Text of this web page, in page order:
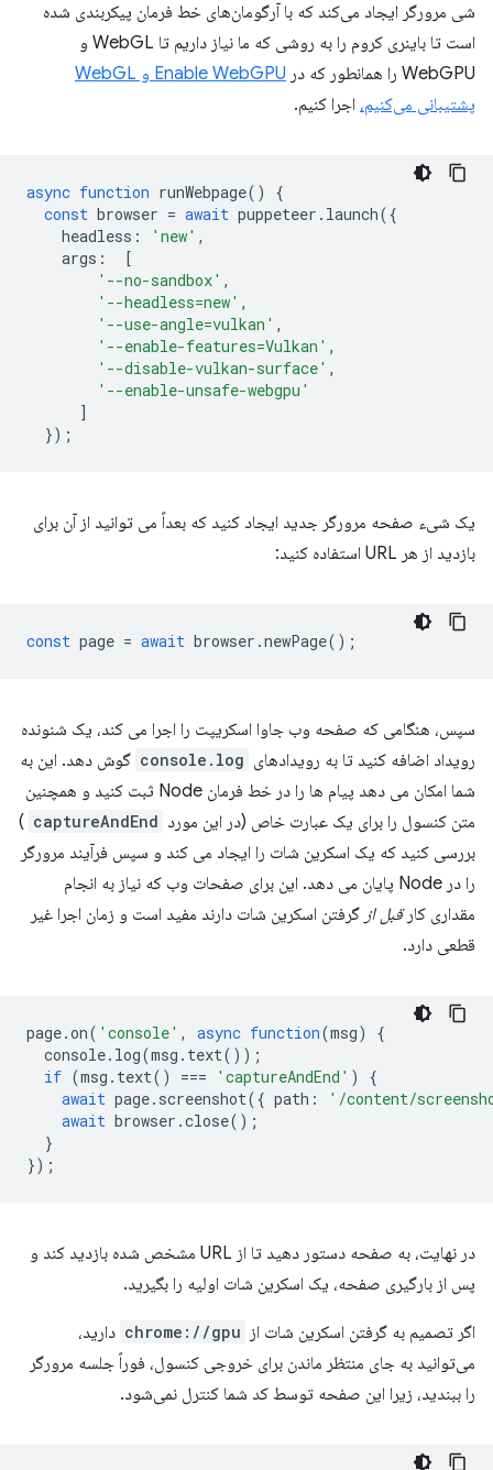
شی مرورگر ایجاد می‌کند که با آرگومان‌های خط فرمان پیکربندی شده
است تا باینری کروم را به روشی که ما نیاز داریم تا WebGL و
WebGPU را همانطور که در
Enable WebGPU و WebGL
پشتیبانی می‌کنیم، اجرا کنیم.
async function runWebpage()
{
const browser = await puppeteer . launch({
headless : 'new' ,
args :
[
'--no-sandbox' ,
'--headless=new' ,
'--use-angle=vulkan' ,
'--enable-features=Vulkan' ,
'--disable-vulkan-surface' ,
'--enable-unsafe-webgpu'
]
});
یک شیء صفحه مرورگر جدید ایجاد کنید که بعداً می توانید از آن برای
بازدید از هر URL استفاده کنید:
const page = await browser .newPage();
سپس، هنگامی که صفحه وب جاوا اسکریپت را اجرا می کند، یک شنونده
رویداد اضافه کنید تا به رویدادهای console.log گوش دهد. این به
شما امکان می دهد پیام ها را در خط فرمان Node ثبت کنید و همچنین
متن کنسول را برای یک عبارت خاص (در این مورد captureAndEnd
)
بررسی کنید که یک اسکرین شات را ایجاد می کند و سپس فرآیند مرورگر
را در Node پایان می دهد. این برای صفحات وب که نیاز به انجام
مقداری کارقبل از گرفتن اسکرین شات دارند مفید است و زمان اجرا غیر
قطعی دارد.
page.on( 'console' , async function(msg)
{
console. log(msg . text());
if (msg . text() === 'captureAndEnd' )
{
await page. screenshot({ path :
'/content/
await browser .close();
}
});
در نهایت، به صفحه دستور دهید تا از URL مشخص شده بازدید کند و
پس از بارگیری صفحه، یک اسکرین شات اولیه را بگیرید.
اگر تصمیم به گرفتن اسکرین شات از chrome://gpu دارید،
می‌توانید به جای منتظر ماندن برای خروجی کنسول، فوراً جلسه مرورگر
را ببندید، زیرا این صفحه توسط کد شما کنترل نمی‌شود.